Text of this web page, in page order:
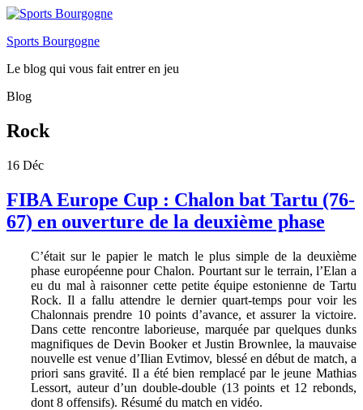
Sports Bourgogne
Le blog qui vous fait entrer en jeu
Blog
Rock
16 Déc
FIBA Europe Cup : Chalon bat Tartu (76-
67) en ouverture de la deuxième phase
C’était sur le papier le match le plus simple de la deuxième
phase européenne pour Chalon. Pourtant sur le terrain, l’Elan a
eu du mal à raisonner cette petite équipe estonienne de Tartu
Rock. Il a fallu attendre le dernier quart-temps pour voir les
Chalonnais prendre 10 points d’avance, et assurer la victoire.
Dans cette rencontre laborieuse, marquée par quelques dunks
magnifiques de Devin Booker et Justin Brownlee, la mauvaise
nouvelle est venue d’Ilian Evtimov, blessé en début de match, a
priori sans gravité. Il a été bien remplacé par le jeune Mathias
Lessort, auteur d’un double-double (13 points et 12 rebonds,
dont 8 offensifs). Résumé du match en vidéo.